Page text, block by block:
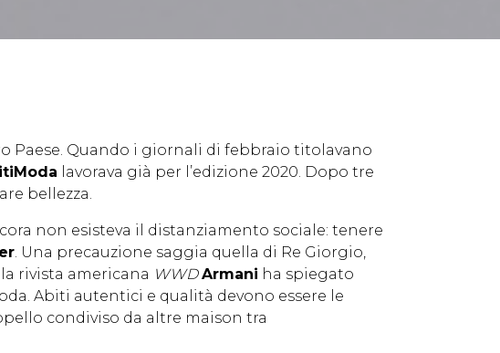
Paese. Quando i giornali di febbraio titolavano
lavorava già per l’edizione 2020. Dopo tre
bellezza.
non esisteva il distanziamento sociale: tenere
. Una precauzione saggia quella di Re Giorgio,
rivista americana WWD Armani ha spiegato
Abiti autentici e qualità devono essere le
condiviso da altre maison tra